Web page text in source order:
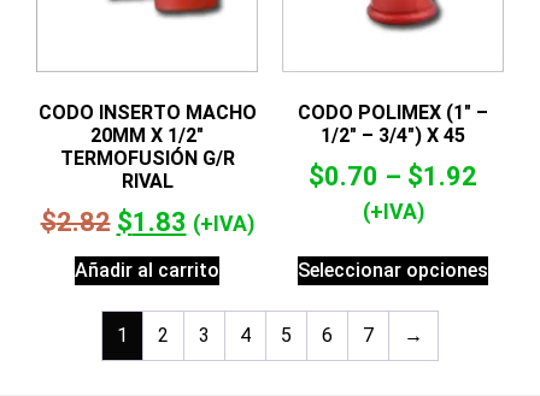
CODO INSERTO MACHO
20MM X 1/2″
TERMOFUSIÓN G/R
RIVAL
$2.82 $1.83 (+IVA)
Añadir al carrito
CODO POLIMEX (1″ –
1/2″ – 3/4″) X 45
$0.70 – $1.92
(+IVA)
Seleccionar opciones
1 2 3 4 5 6 7 →